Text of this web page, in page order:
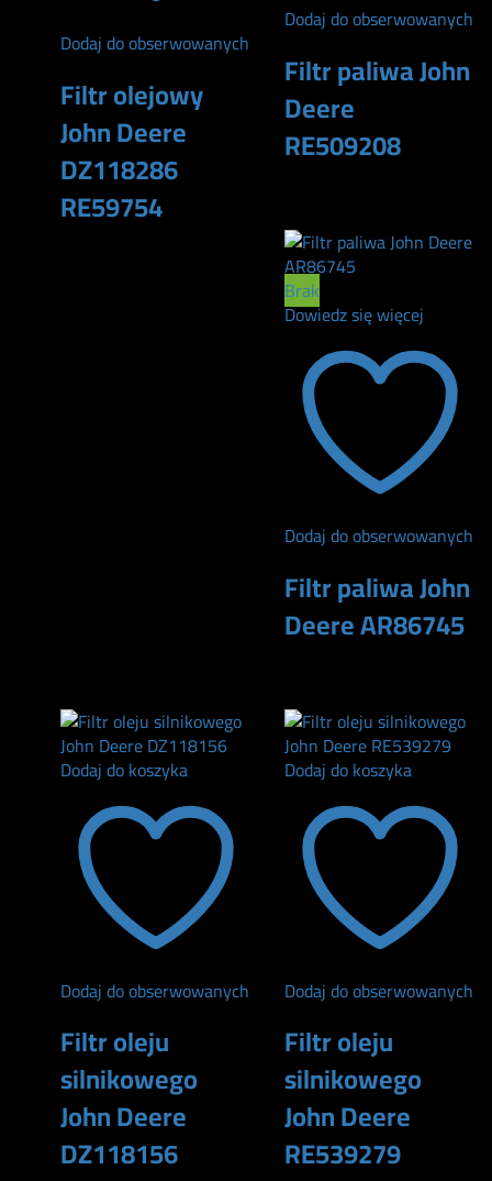
Dodaj do obserwowanych
Filtr olejowy
John Deere
DZ118286
RE59754
Dodaj do obserwowanych
Filtr paliwa John
Deere
RE509208
Brak
Dowiedz się więcej
Dodaj do obserwowanych
Filtr paliwa John
Deere AR86745
Dodaj do koszyka
Dodaj do obserwowanych
Filtr oleju
silnikowego
John Deere
DZ118156
Dodaj do koszyka
Dodaj do obserwowanych
Filtr oleju
silnikowego
John Deere
RE539279